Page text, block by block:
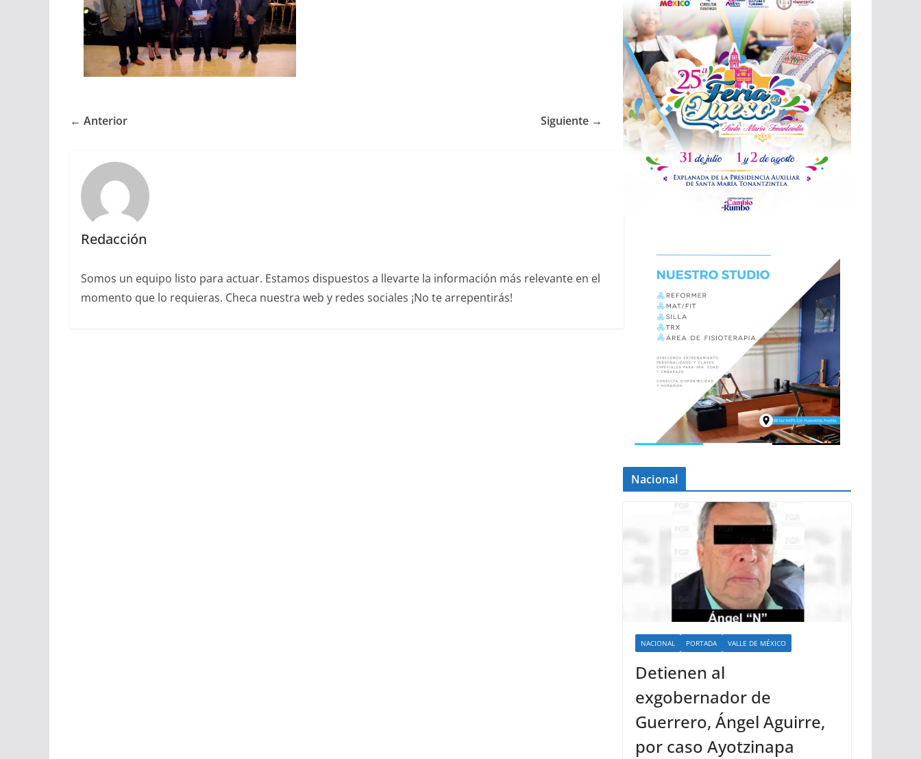
← Anterior Siguiente →
Redacción
Somos un equipo listo para actuar. Estamos dispuestos a llevarte la información más relevante en el
momento que lo requieras. Checa nuestra web y redes sociales ¡No te arrepentirás!
Nacional
NACIONAL PORTADA VALLE DE MÉXICO
Detienen al
exgobernador de
Guerrero, Ángel Aguirre,
por caso Ayotzinapa